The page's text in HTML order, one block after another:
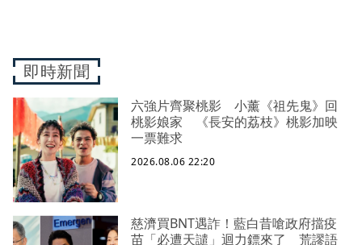
即時新聞
六強片齊聚桃影 小薰《祖先鬼》回
桃影娘家 《長安的荔枝》桃影加映
一票難求
2026.08.06 22:20
慈濟買BNT遇詐！藍白昔嗆政府擋疫
苗「必遭天譴」迴力鏢來了 荒謬語